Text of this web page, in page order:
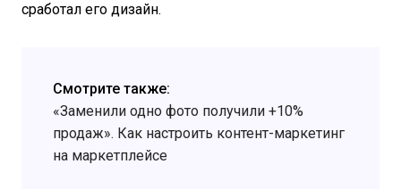
сработал его дизайн.
Смотрите также:
«Заменили одно фото получили +10%
продаж». Как настроить контент-маркетинг
на маркетплейсе